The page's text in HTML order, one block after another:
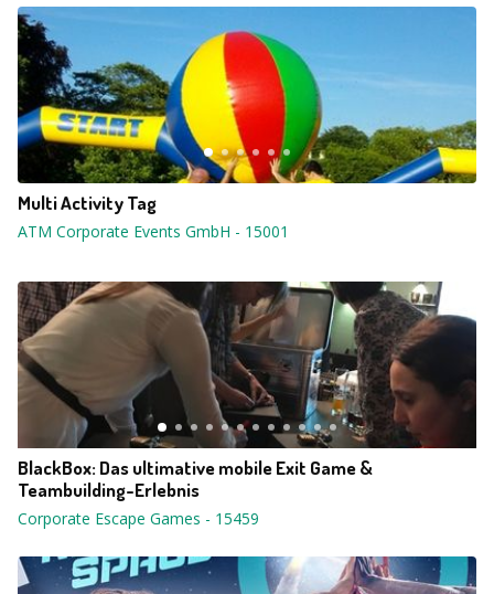
Multi Activity Tag
ATM Corporate Events GmbH - 15001
BlackBox: Das ultimative mobile Exit Game &
Teambuilding-Erlebnis
Corporate Escape Games - 15459